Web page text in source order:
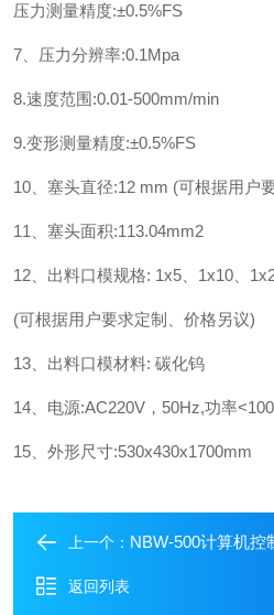
压力测量精度:±0.5%FS
7、压力分辨率:0.1Mpa
8.速度范围:0.01-500mm/min
9.变形测量精度:±0.5%FS
10、塞头直径:12 mm (可根据用户
11、塞头面积:113.04mm2
12、出料口模规格: 1x5、1x10、
(可根据用户要求定制、价格另议)
13、出料口模材料: 碳化钨
14、电源:AC220V，50Hz,功率
15、外形尺寸:530x430x1700mm
上一个： NBW-500计算机控
返回列表